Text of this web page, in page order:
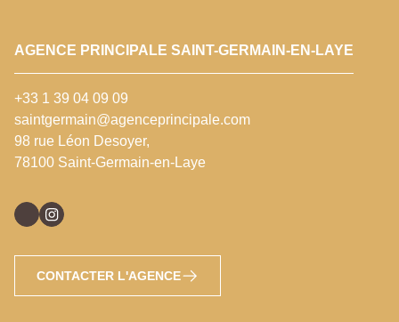
AGENCE PRINCIPALE SAINT-GERMAIN-EN-LAYE
+33 1 39 04 09 09
saintgermain@agenceprincipale.com
98 rue Léon Desoyer,
78100 Saint-Germain-en-Laye
CONTACTER L'AGENCE